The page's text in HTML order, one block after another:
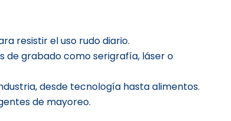
resistir el uso rudo diario.
de grabado como serigrafía, láser o
desde tecnología hasta alimentos.
de mayoreo.